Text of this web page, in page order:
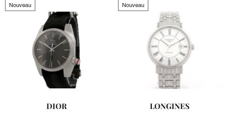
Nouveau
DIOR
Nouveau
LONGINES